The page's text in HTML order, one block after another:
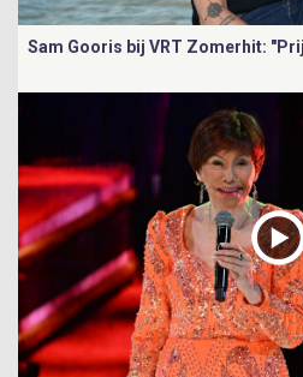
Sam Gooris bij VRT Zomerhit: